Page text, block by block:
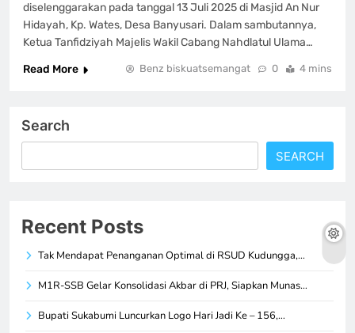
diselenggarakan pada tanggal 13 Juli 2025 di Masjid An Nur
Hidayah, Kp. Wates, Desa Banyusari. Dalam sambutannya,
Ketua Tanfidziyah Majelis Wakil Cabang Nahdlatul Ulama…
Read More
Benz biskuatsemangat 0 4 mins
Search
SEARCH
Recent Posts
Tak Mendapat Penanganan Optimal di RSUD Kudungga,…
M1R-SSB Gelar Konsolidasi Akbar di PRJ, Siapkan Munas…
Bupati Sukabumi Luncurkan Logo Hari Jadi Ke – 156,…